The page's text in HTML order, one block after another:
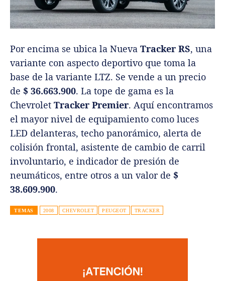
Por encima se ubica la Nueva Tracker RS, una
variante con aspecto deportivo que toma la
base de la variante LTZ. Se vende a un precio
de $ 36.663.900. La tope de gama es la
Chevrolet Tracker Premier. Aquí encontramos
el mayor nivel de equipamiento como luces
LED delanteras, techo panorámico, alerta de
colisión frontal, asistente de cambio de carril
involuntario, e indicador de presión de
neumáticos, entre otros a un valor de $
38.609.900.
TEMAS 2008 CHEVROLET PEUGEOT TRACKER